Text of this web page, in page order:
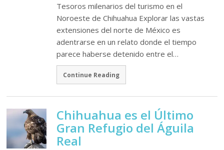
Tesoros milenarios del turismo en el
Noroeste de Chihuahua Explorar las vastas
extensiones del norte de México es
adentrarse en un relato donde el tiempo
parece haberse detenido entre el…
Continue Reading
Chihuahua es el Último
Gran Refugio del Águila
Real